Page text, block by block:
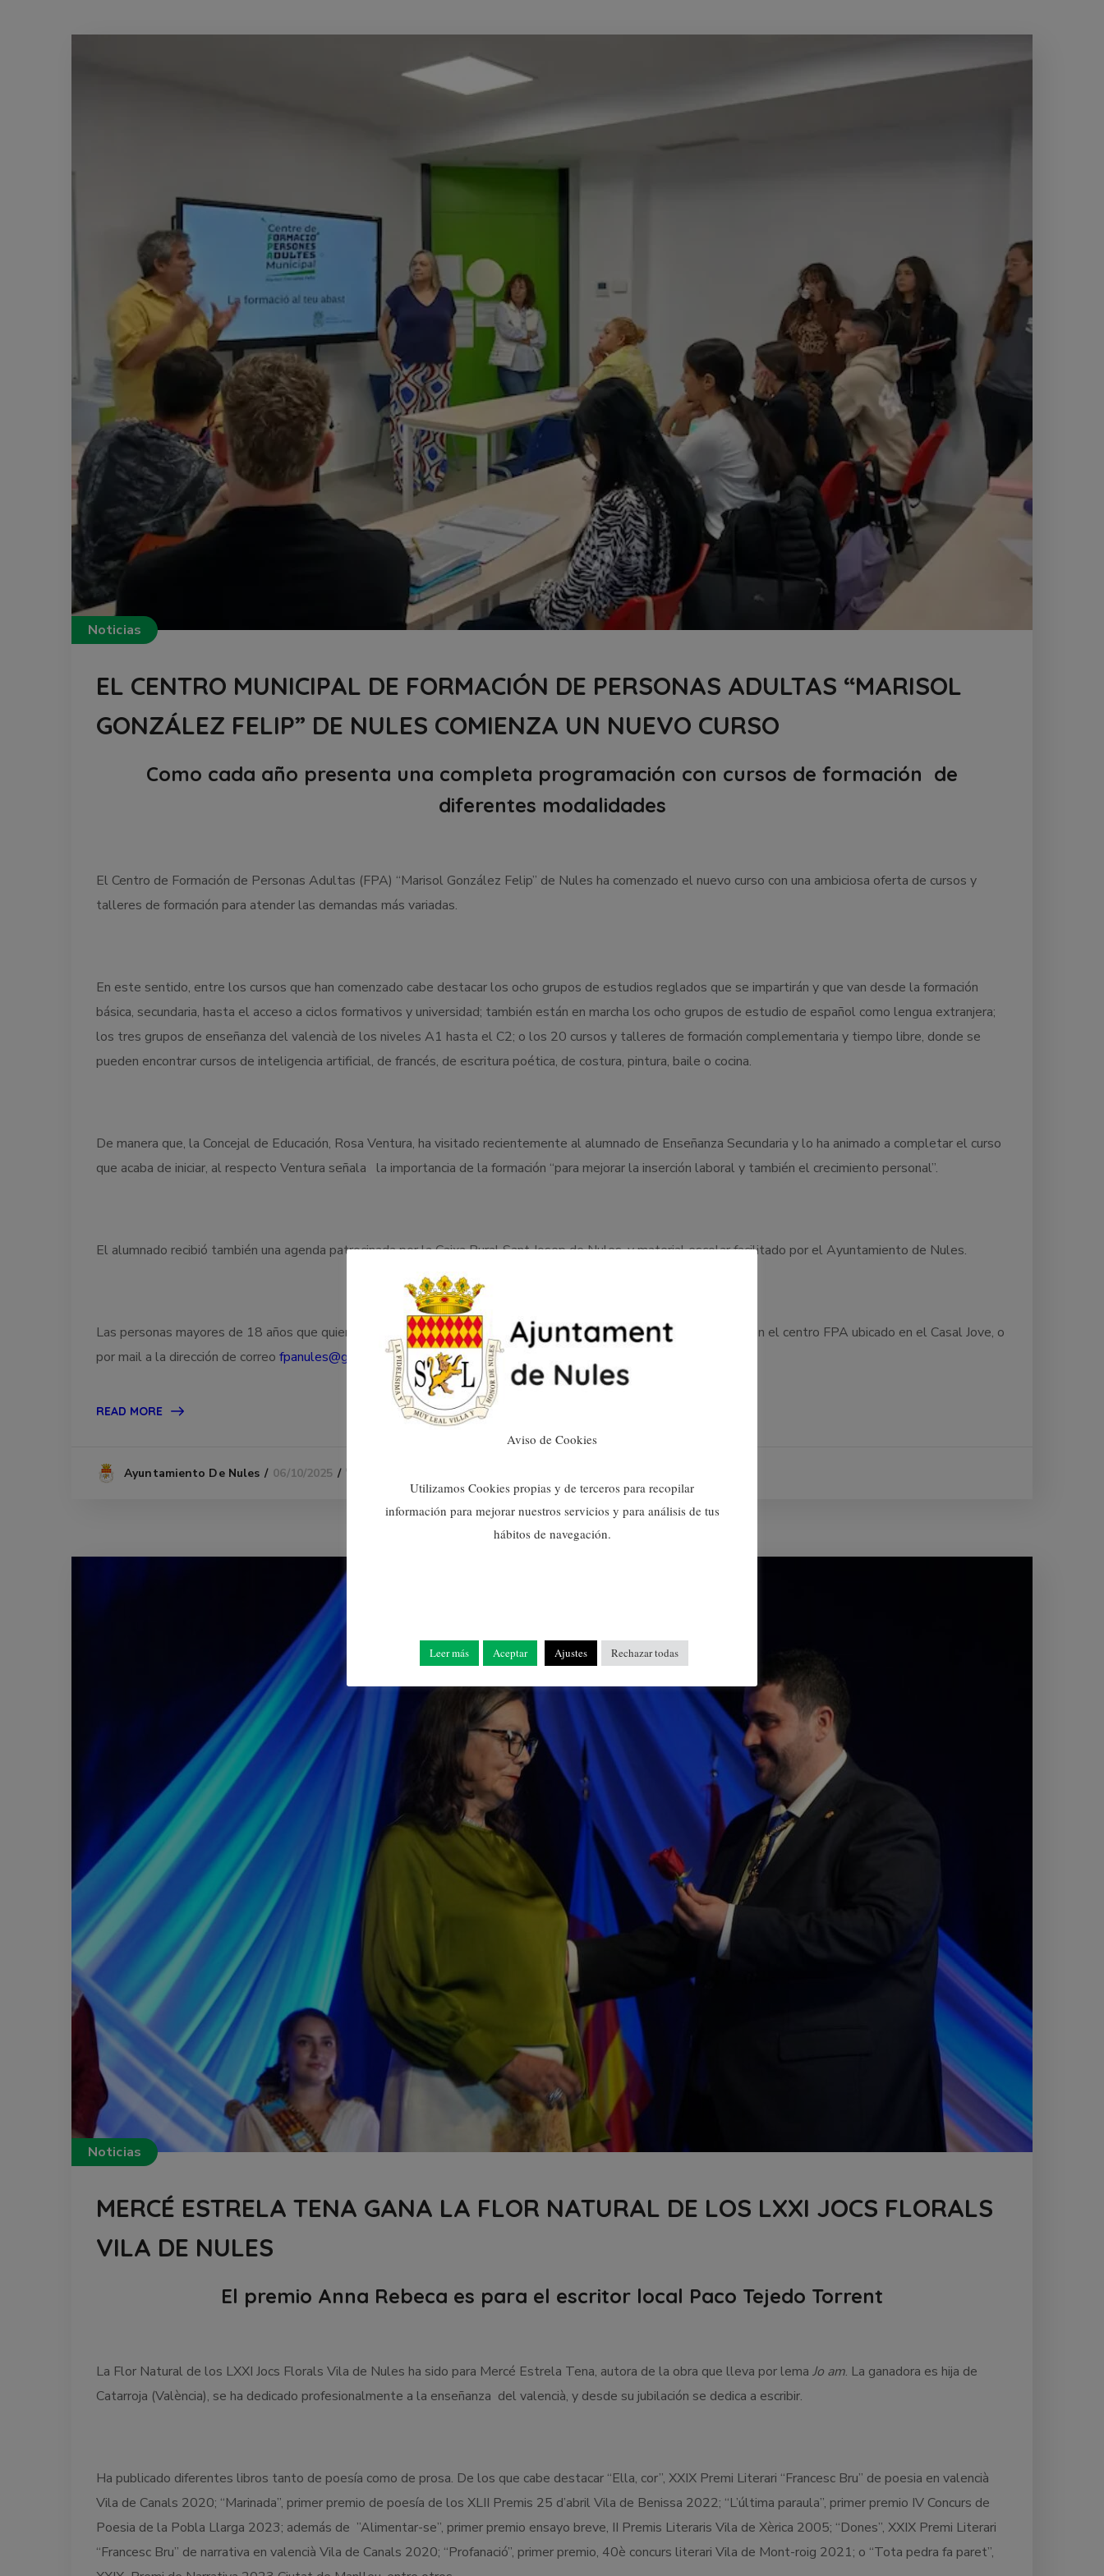
Noticias
EL CENTRO MUNICIPAL DE FORMACIÓN DE PERSONAS ADULTAS “MARISOL
GONZÁLEZ FELIP” DE NULES COMIENZA UN NUEVO CURSO
Como cada año presenta una completa programación con cursos de formación de
diferentes modalidades
El Centro de Formación de Personas Adultas (FPA) “Marisol González Felip” de Nules ha comenzado el nuevo curso con una ambiciosa oferta de cursos y
talleres de formación para atender las demandas más variadas.
En este sentido, entre los cursos que han comenzado cabe destacar los ocho grupos de estudios reglados que se impartirán y que van desde la formación
básica, secundaria, hasta el acceso a ciclos formativos y universidad; también están en marcha los ocho grupos de estudio de español como lengua extranjera;
los tres grupos de enseñanza del valencià de los niveles A1 hasta el C2; o los 20 cursos y talleres de formación complementaria y tiempo libre, donde se
pueden encontrar cursos de inteligencia artificial, de francés, de escritura poética, de costura, pintura, baile o cocina.
De manera que, la Concejal de Educación, Rosa Ventura, ha visitado recientemente al alumnado de Enseñanza Secundaria y lo ha animado a completar el curso
que acaba de iniciar, al respecto Ventura señala la importancia de la formación “para mejorar la inserción laboral y también el crecimiento personal”.
El alumnado recibió también una agenda patrocinada por la Caixa Rural Sant Josep de Nules, y material escolar facilitado por el Ayuntamiento de Nules.
Las personas mayores de 18 años que quieran participar en alguno de los cursos programados, pueden informarse en el centro FPA ubicado en el Casal Jove, o
por mail a la dirección de correo fpanules@gmail.com
READ MORE
Ayuntamiento De Nules 06/10/2025
Noticias
MERCÉ ESTRELA TENA GANA LA FLOR NATURAL DE LOS LXXI JOCS FLORALS
VILA DE NULES
El premio Anna Rebeca es para el escritor local Paco Tejedo Torrent
La Flor Natural de los LXXI Jocs Florals Vila de Nules ha sido para Mercé Estrela Tena, autora de la obra que lleva por lema Jo am. La ganadora es hija de
Catarroja (València), se ha dedicado profesionalmente a la enseñanza del valencià, y desde su jubilación se dedica a escribir.
Ha publicado diferentes libros tanto de poesía como de prosa. De los que cabe destacar “Ella, cor”, XXIX Premi Literari “Francesc Bru” de poesia en valencià
Vila de Canals 2020; “Marinada”, primer premio de poesía de los XLII Premis 25 d’abril Vila de Benissa 2022; “L’última paraula”, primer premio IV Concurs de
Poesia de la Pobla Llarga 2023; además de ”Alimentar-se”, primer premio ensayo breve, II Premis Literaris Vila de Xèrica 2005; “Dones”, XXIX Premi Literari
“Francesc Bru” de narrativa en valencià Vila de Canals 2020; “Profanació”, primer premio, 40è concurs literari Vila de Mont-roig 2021; o “Tota pedra fa paret”,
Aviso de Cookies
Utilizamos Cookies propias y de terceros para recopilar
información para mejorar nuestros servicios y para análisis de tus
hábitos de navegación.
Leer más Aceptar Ajustes Rechazar todas